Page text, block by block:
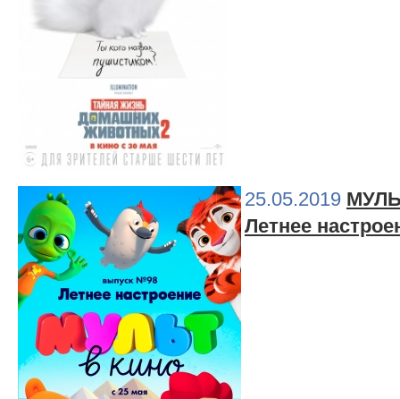
25.05.2019
Летнее